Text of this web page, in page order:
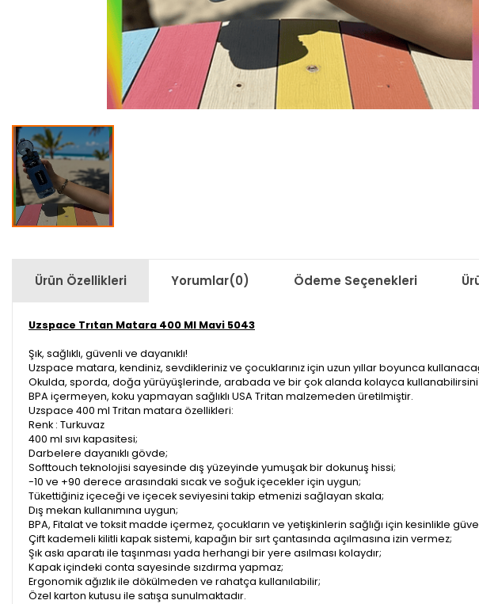
Ürün Özellikleri Yorumlar(0) Ödeme Seçenekleri
Uzspace Trıtan Matara 400 Ml Mavi 5043
Şık, sağlıklı, güvenli ve dayanıklı!
Uzspace matara, kendiniz, sevdikleriniz ve çocuklarınız için uzun yıllar boyunca
Okulda, sporda, doğa yürüyüşlerinde, arabada ve bir çok alanda kolayca
BPA içermeyen, koku yapmayan sağlıklı USA Tritan malzemeden üretilmiştir.
Uzspace 400 ml Tritan matara özellikleri:
Renk : Turkuvaz
400 ml sıvı kapasitesi;
Darbelere dayanıklı gövde;
Softtouch teknolojisi sayesinde dış yüzeyinde yumuşak bir dokunuş hissi;
-10 ve +90 derece arasındaki sıcak ve soğuk içecekler için uygun;
Tükettiğiniz içeceği ve içecek seviyesini takip etmenizi sağlayan skala;
Dış mekan kullanımına uygun;
BPA, Fitalat ve toksit madde içermez, çocukların ve yetişkinlerin sağlığı için kesinlikle
Çift kademeli kilitli kapak sistemi, kapağın bir sırt çantasında açılmasına izin vermez;
Şık askı aparatı ile taşınması yada herhangi bir yere asılması kolaydır;
Kapak içindeki conta sayesinde sızdırma yapmaz;
Ergonomik ağızlık ile dökülmeden ve rahatça kullanılabilir;
Özel karton kutusu ile satışa sunulmaktadır.